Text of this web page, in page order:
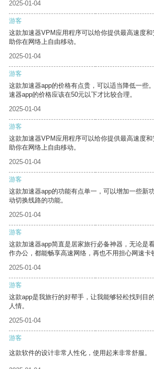
2025-01-04
游客
这款加速器VPM应用程序可以给你提供最高速度
助你在网络上自由移动。
2025-01-04
游客
这款加速器app的价格有点贵，可以适当降低一些
速器app的价格应该在50元以下才比较合理。
2025-01-04
游客
这款加速器VPM应用程序可以给你提供最高速度
助你在网络上自由移动。
2025-01-04
游客
这款加速器app的功能有点单一，可以增加一些新
动切换线路的功能。
2025-01-04
游客
这款加速器app简直是居家旅行必备神器，无论是
作办公，都能畅享高速网络，再也不用担心网速卡
2025-01-04
游客
这款app是我旅行的好帮手，让我能够轻松找到目
人情。
2025-01-04
游客
这款软件的设计非常人性化，使用起来非常舒服。